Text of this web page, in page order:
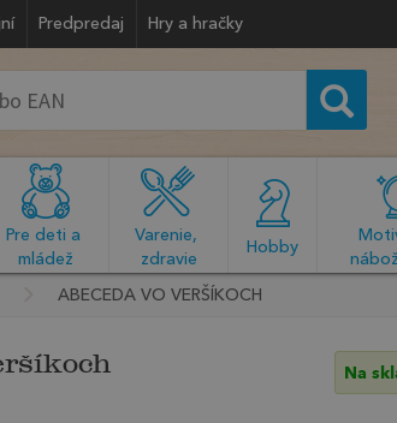
Predpredaj Hry a hračky
Pre deti a
mládež
Varenie,
zdravie
Hobby
ABECEDA VO VERŠÍKOCH
Na